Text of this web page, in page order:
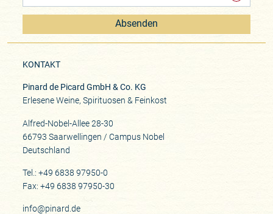
Absenden
KONTAKT
Pinard de Picard GmbH & Co. KG
Erlesene Weine, Spirituosen & Feinkost
Alfred-Nobel-Allee 28-30
66793 Saarwellingen / Campus Nobel
Deutschland
Tel.: +49 6838 97950-0
Fax: +49 6838 97950-30
info@pinard.de